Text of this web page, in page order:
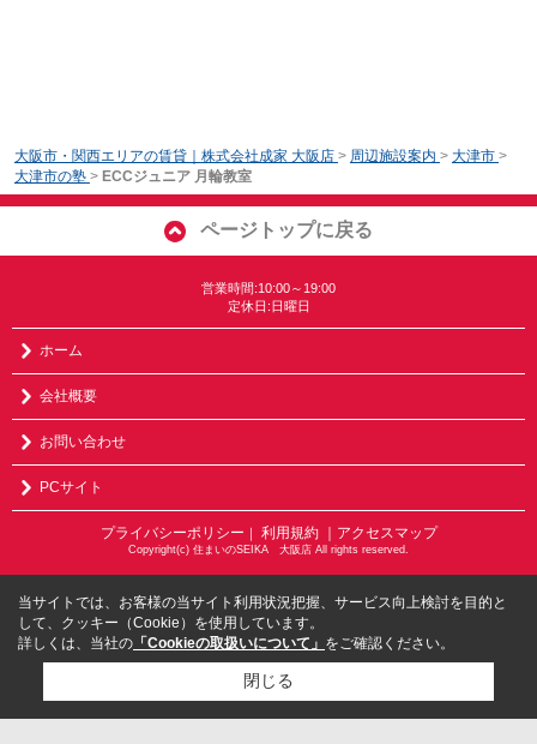
大阪市・関西エリアの賃貸｜株式会社成家 大阪店 > 周辺施設案内 > 大津市 >
大津市の塾 > ECCジュニア 月輪教室
ページトップに戻る
営業時間:10:00～19:00
定休日:日曜日
ホーム
会社概要
お問い合わせ
PCサイト
プライバシーポリシー ｜ 利用規約 ｜アクセスマップ
Copyright(c) 住まいのSEIKA 大阪店 All rights reserved.
当サイトでは、お客様の当サイト利用状況把握、サービス向上検討を目的と
して、クッキー（Cookie）を使用しています。
詳しくは、当社の 「Cookieの取扱いについて」 をご確認ください。
閉じる